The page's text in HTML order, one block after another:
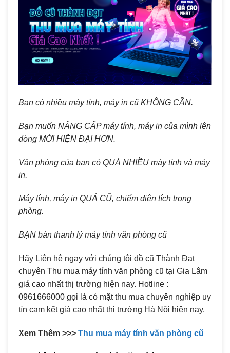
Bạn có nhiều máy tính, máy in cũ KHÔNG CẦN.
Bạn muốn NÂNG CẤP máy tính, máy in của mình lên
dòng MỚI HIỆN ĐẠI HƠN.
Văn phòng của bạn có QUÁ NHIỀU máy tính và máy
in.
Máy tính, máy in QUÁ CŨ, chiếm diện tích trong
phòng.
BẠN bán thanh lý máy tính văn phòng cũ
Hãy Liên hệ ngay với chúng tôi đồ cũ Thành Đạt
chuyên Thu mua máy tính văn phòng cũ tại Gia Lâm
giá cao nhất thị trường hiện nay. Hotline :
0961666000 gọi là có mặt thu mua chuyên nghiệp uy
tín cam kết giá cao nhất thị trường Hà Nội hiện nay.
Xem Thêm >>> Thu mua máy tính văn phòng cũ